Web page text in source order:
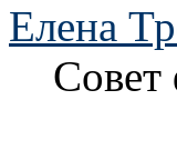
Елена
Совет